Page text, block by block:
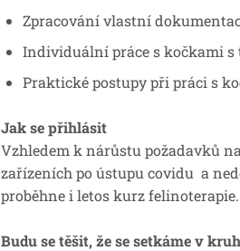
Zpracování vlastní
Individuální práce s kočkami s
Praktické postupy při práci s
Jak se přihlásit
Vzhledem k nárůstu požadavků
zařízeních po ústupu covidu a
proběhne i letos kurz felinoterapie.
Budu se těšit, že se setkáme v